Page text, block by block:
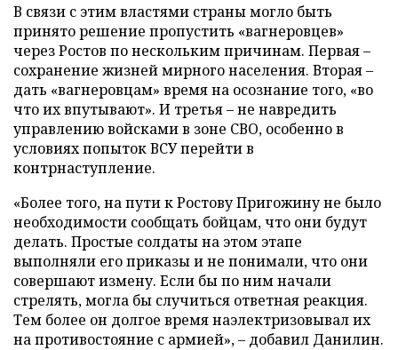
В связи с этим властями страны могло быть
принято решение пропустить «вагнеровцев»
через Ростов по нескольким причинам. Первая –
сохранение жизней мирного населения. Вторая –
дать «вагнеровцам» время на осознание того, «во
что их впутывают». И третья – не навредить
управлению войсками в зоне СВО, особенно в
условиях попыток ВСУ перейти в
контрнаступление.
«Более того, на пути к Ростову Пригожину не было
необходимости сообщать бойцам, что они будут
делать. Простые солдаты на этом этапе
выполняли его приказы и не понимали, что они
совершают измену. Если бы по ним начали
стрелять, могла бы случиться ответная реакция.
Тем более он долгое время наэлектризовывал их
на противостояние с армией», – добавил Данилин.